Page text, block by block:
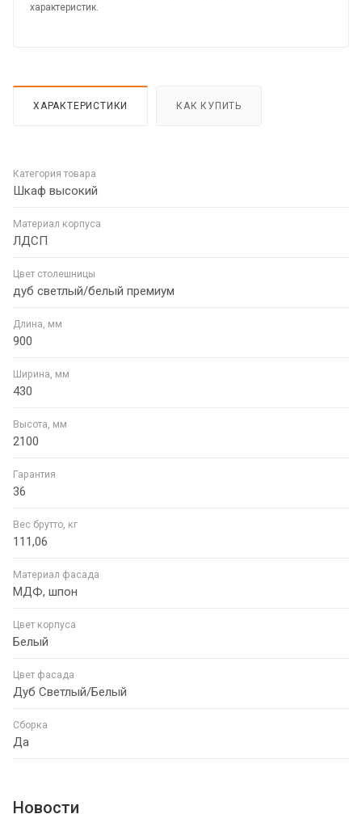
характеристик.
ХАРАКТЕРИСТИКИ КАК КУПИТЬ
Категория товара
Шкаф высокий
Материал корпуса
ЛДСП
Цвет столешницы
дуб светлый/белый премиум
Длина, мм
900
Ширина, мм
430
Высота, мм
2100
Гарантия
36
Вес брутто, кг
111,06
Материал фасада
МДФ, шпон
Цвет корпуса
Белый
Цвет фасада
Дуб Светлый/Белый
Сборка
Да
Новости